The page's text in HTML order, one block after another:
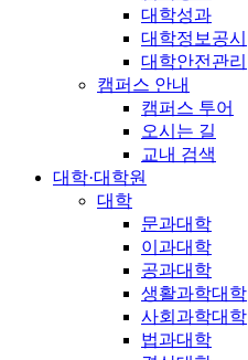
대학성과
대학정보공시
대학안전관리
캠퍼스 안내
캠퍼스 투어
오시는 길
교내 검색
대학·대학원
대학
문과대학
이과대학
공과대학
생활과학대학
사회과학대학
법과대학